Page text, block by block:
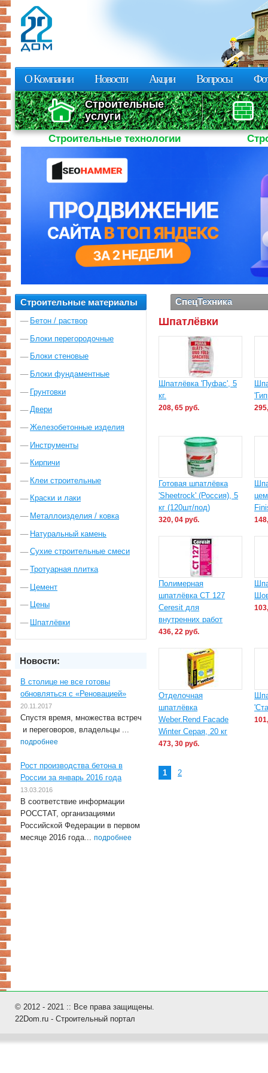
Строительные
услуги
О Компании Новости Акции Вопросы
Строительные технологии
Строительные материалы
Бетон / раствор
Блоки перегородочные
Блоки стеновые
Блоки фундаментные
Грунтовки
Двери
Железобетонные изделия
Инструменты
Кирпичи
Клеи строительные
Краски и лаки
Металлоизделия / ковка
Натуральный камень
Сухие строительные смеси
Тротуарная плитка
Цемент
Цены
Шпатлёвки
Новости:
В столице не все готовы
обновляться с «Реновацией»
20.11.2017
Спустя время, множества встреч
и переговоров, владельцы ...
подробнее
Рост производства бетона в
России за январь 2016 года
13.03.2016
В соответствие информации
РОССТАТ, организациями
Российской Федерации в первом
месяце 2016 года... подробнее
СпецТехника
Шпатлёвки
Шпатлёвка 'Пуфас', 5
кг.
208, 65 руб.
Готовая шпатлёвка
'Sheetrock' (Россия), 5
кг (120шт/под)
320, 04 руб.
Полимерная
шпатлёвка CT 127
Ceresit для
внутренних работ
436, 22 руб.
Отделочная
шпатлёвка
Weber.Rend Facade
Winter Серая, 20 кг
473, 30 руб.
Страницы
1 2
© 2012 - 2021 :: Все права защищены.
22Dom.ru - Строительный портал